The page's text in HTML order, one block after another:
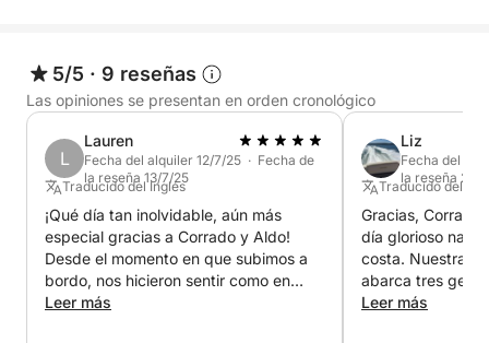
La embarcación también está equipada para todo
tipo de pesca, desde atún hasta pargo, e incluso
pesca de altura.
Los precios incluyen patrón y combustible si
navegamos cerca. Si desea viajar distancias más
largas, póngase en contacto conmigo a través de
Click&Boat; seguro que podemos encontrar una
solución.
5/5 · 9 reseñas
Las opiniones se presentan en orden cronológico
L
Lauren
Fecha del alquiler 12/7/25 · Fecha de
la reseña 13/7/25
Traducido del Inglés
¡Qué día tan inolvidable, aún más
especial gracias a Corrado y Aldo!
Desde el momento en que subimos a
bordo, nos hicieron sentir como en
casa. Lo mejor para los niños fue
Leer más
Liz
Fecha del
la reseña 24/
Traducido del
Gracias, Corrado
día glorioso
costa. Nuestra
abarca tres
bien atendida
Leer más